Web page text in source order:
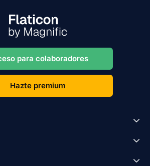
para colaboradores
Hazte premium